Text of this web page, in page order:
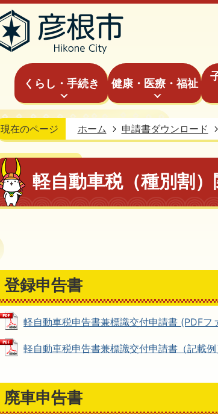
くらし・手続き 健康・医療・福祉
現在のページ ホーム 申請書ダウンロード
軽自動車税（種別割）
登録申告書
軽自動車税申告書兼標識交付申請書 (PDFフ
軽自動車税申告書兼標識交付申請書（記載
廃車申告書